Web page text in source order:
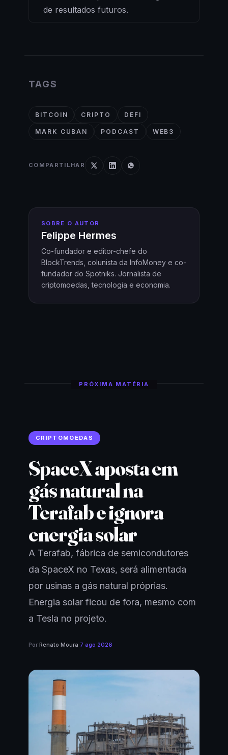
de resultados futuros.
TAGS
BITCOIN CRIPTO DEFI
MARK CUBAN PODCAST WEB3
COMPARTILHAR
SOBRE O AUTOR
Felippe Hermes
Co-fundador e editor-chefe do
BlockTrends, colunista da InfoMoney e co-
fundador do Spotniks. Jornalista de
criptomoedas, tecnologia e economia.
PRÓXIMA MATÉRIA
CRIPTOMOEDAS
SpaceX aposta em
gás natural na
Terafab e ignora
energia solar
A Terafab, fábrica de semicondutores
da SpaceX no Texas, será alimentada
por usinas a gás natural próprias.
Energia solar ficou de fora, mesmo com
a Tesla no projeto.
Por Renato Moura·7 ago 2026